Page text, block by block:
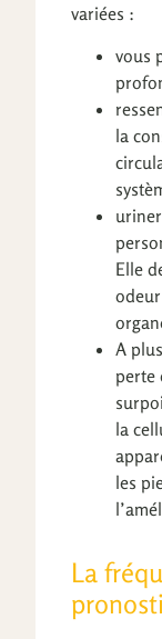
variées :
vous
la
Elle
A
perte
la
les
La